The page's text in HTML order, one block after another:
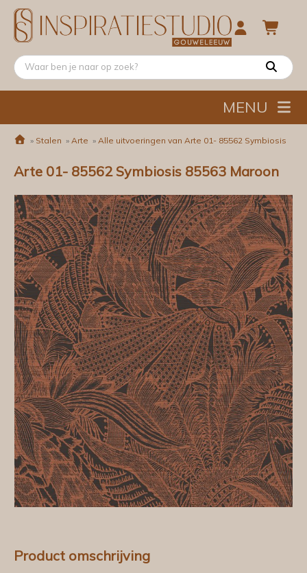
MENU
» Stalen » Arte » Alle uitvoeringen van Arte 01- 85562 Symbiosis
Arte 01- 85562 Symbiosis 85563 Maroon
Product omschrijving